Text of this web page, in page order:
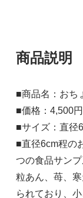
商品説明
■商品名：おち
■価格：4,500円
■サイズ：直
■直径6cm程の
つの食品サン
粒あん、苺、
られており、